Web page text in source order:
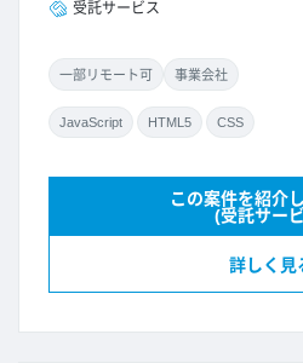
受託サービス
一部リモート可 事業会社
JavaScript HTML5 CSS
詳しく見
この案件を紹介
(受託サー